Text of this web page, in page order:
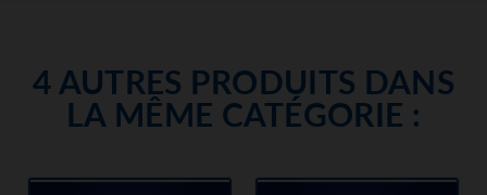
4 AUTRES PRODUITS DANS
LA MÊME CATÉGORIE :